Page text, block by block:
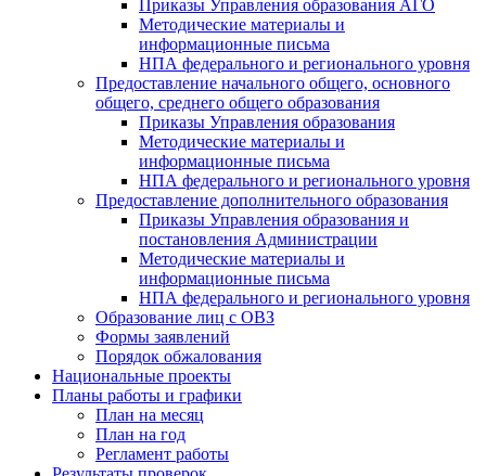
Приказы Управления образования АГО
Методические материалы и
информационные письма
НПА федерального и регионального уровня
Предоставление начального общего, основного
общего, среднего общего образования
Приказы Управления образования
Методические материалы и
информационные письма
НПА федерального и регионального уровня
Предоставление дополнительного образования
Приказы Управления образования и
постановления Администрации
Методические материалы и
информационные письма
НПА федерального и регионального уровня
Образование лиц с ОВЗ
Формы заявлений
Порядок обжалования
Национальные проекты
Планы работы и графики
План на месяц
План на год
Регламент работы